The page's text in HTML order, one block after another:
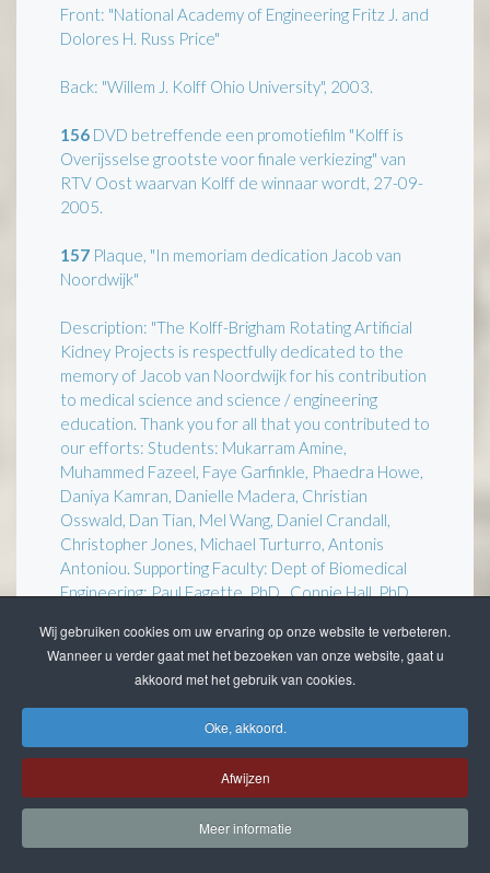
Front: "National Academy of Engineering Fritz J. and
Dolores H. Russ Price"
Back: "Willem J. Kolff Ohio University", 2003.
156 DVD betreffende een promotiefilm "Kolff is
Overijsselse grootste voor finale verkiezing" van
RTV Oost waarvan Kolff de winnaar wordt, 27-09-
2005.
157 Plaque, "In memoriam dedication Jacob van
Noordwijk"
Description: "The Kolff-Brigham Rotating Artificial
Kidney Projects is respectfully dedicated to the
memory of Jacob van Noordwijk for his contribution
to medical science and science / engineering
education. Thank you for all that you contributed to
our efforts: Students: Mukarram Amine,
Muhammed Fazeel, Faye Garfinkle, Phaedra Howe,
Daniya Kamran, Danielle Madera, Christian
Osswald, Dan Tian, Mel Wang, Daniel Crandall,
Christopher Jones, Michael Turturro, Antonis
Antoniou. Supporting Faculty: Dept of Biomedical
Engineering: Paul Fagette, PhD., Connie Hall, PhD.,
Technology", 2008.
Oorkonde en medaille "Yad Vashem"
betreffende de postume uitreiking aan de heer
Kolff en mevrouw Kolff-Huidekoper voor de
hulpverlening aan Joden in de Tweede Wereld
Trophy "Life Time Achievement Award" from
Wij gebruiken cookies om uw ervaring op onze website te verbeteren.
Wanneer u verder gaat met het bezoeken van onze website, gaat u
akkoord met het gebruik van cookies.
Oke, akkoord.
Afwijzen
Meer informatie